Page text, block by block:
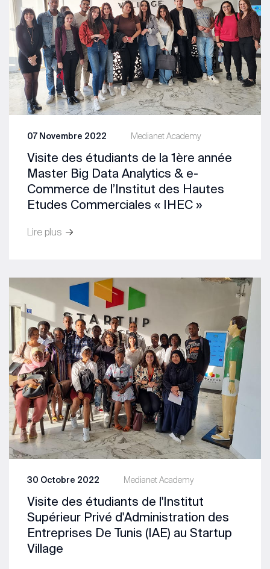
Medianet Academy
07 Novembre 2022
Visite des étudiants de la 1ère année
Master Big Data Analytics & e-
Commerce de l’Institut des Hautes
Etudes Commerciales « IHEC »
Lire plus
Medianet Academy
30 Octobre 2022
Visite des étudiants de l'Institut
Supérieur Privé d'Administration des
Entreprises De Tunis (IAE) au Startup
Village